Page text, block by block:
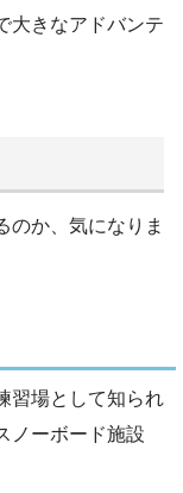
大きなアドバンテ
のか、気になりま
習場として知られ
ノーボード施設